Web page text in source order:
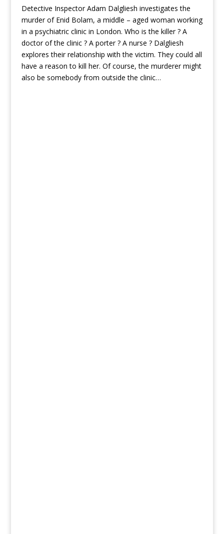
Detective Inspector Adam Dalgliesh investigates the
murder of Enid Bolam, a middle – aged woman working
in a psychiatric clinic in London. Who is the killer ? A
doctor of the clinic ? A porter ? A nurse ? Dalgliesh
explores their relationship with the victim. They could all
have a reason to kill her. Of course, the murderer might
also be somebody from outside the clinic…